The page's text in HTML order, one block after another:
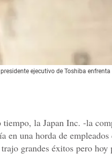
ejecutivo de Toshiba
tiempo, la Japan Inc. -la
en una horda de
grandes éxitos pero hoy